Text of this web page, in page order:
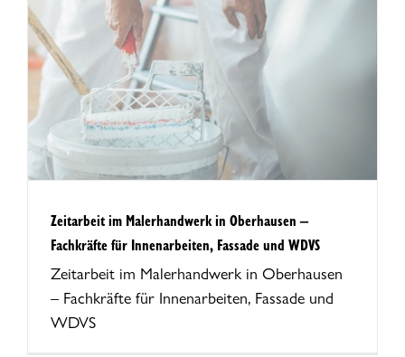
Zeitarbeit im Malerhandwerk in Oberhausen –
Fachkräfte für Innenarbeiten, Fassade und WDVS
Zeitarbeit im Malerhandwerk in Oberhausen
– Fachkräfte für Innenarbeiten, Fassade und
WDVS